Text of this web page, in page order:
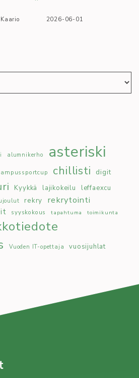
2026-06-01
alumnikerho asteriski
chillisti digit
Kyykkä lajikokeilu leffaexcu
rekry rekrytointi
syyskokous tapahtuma toimikunta
Vuoden IT-opettaja vuosijuhlat